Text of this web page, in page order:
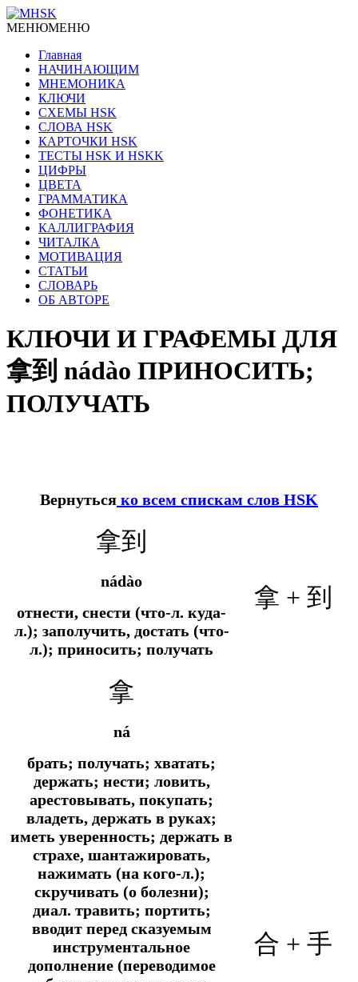
МЕНЮМЕНЮ
Главная
НАЧИНАЮЩИМ
МНЕМОНИКА
КЛЮЧИ
СХЕМЫ HSK
СЛОВА HSK
КАРТОЧКИ HSK
ТЕСТЫ HSK И HSKK
ЦИФРЫ
ЦВЕТА
ГРАММАТИКА
ФОНЕТИКА
КАЛЛИГРАФИЯ
ЧИТАЛКА
МОТИВАЦИЯ
СТАТЬИ
СЛОВАРЬ
ОБ АВТОРЕ
КЛЮЧИ И ГРАФЕМЫ ДЛЯ
拿到 nádào ПРИНОСИТЬ;
ПОЛУЧАТЬ
Вернуться ко всем спискам слов HSK
拿到
nádào
отнести, снести (что-л. куда-
л.); заполучить, достать (что-
л.); приносить; получать
拿 + 到
拿
ná
брать; получать; хватать;
держать; нести; ловить,
арестовывать, покупать;
владеть, держать в руках;
иметь уверенность; держать в
страхе, шантажировать,
нажимать (на кого-л.);
скручивать (о болезни);
диал. травить; портить;
вводит перед сказуемым
инструментальное
дополнение (переводимое
合 + 手